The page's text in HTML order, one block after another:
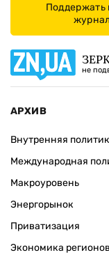
не
АРХИВ
Внутренняя
Международная
Макроуровень
Энергорынок
Приватизация
Экономика регионов